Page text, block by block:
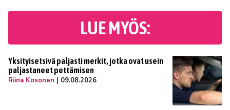
LUE MYÖS:
Yksityisetsivä paljasti merkit, jotka ovat usein
paljastaneet pettämisen
Riina Kosonen | 09.08.2026